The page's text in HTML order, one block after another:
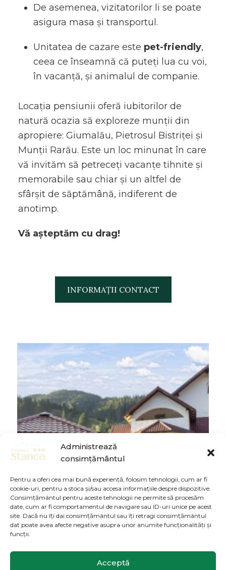
Administrează
consimțământul
Pentru a oferi cea mai bună experiență, folosim tehnologii, cum ar fi
cookie-uri, pentru a stoca și/sau accesa informațiile despre dispozitive.
Consimțământul pentru aceste tehnologii ne permite să procesăm
date, cum ar fi comportamentul de navigare sau ID-uri unice pe acest
site. Dacă nu îți dai consimțământul sau îți retragi consimțământul
dat poate avea afecte negative asupra unor anumite funcționalități și
funcții.
Acceptă
De asemenea, vizitatorilor li se poate
asigura masa și transportul.
Unitatea de cazare este pet-friendly,
ceea ce înseamnă că puteți lua cu voi,
în vacanță, și animalul de companie.
Locația pensiunii oferă iubitorilor de
natură ocazia să exploreze munții din
apropiere: Giumalău, Pietrosul Bistriței și
Munții Rarău. Este un loc minunat în care
vă invităm să petreceți vacanțe tihnite și
memorabile sau chiar și un altfel de
sfârșit de săptămână, indiferent de
anotimp.
Vă așteptăm cu drag!
INFORMAȚII CONTACT